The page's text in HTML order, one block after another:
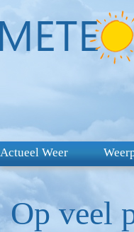
Actueel Weer
Op veel